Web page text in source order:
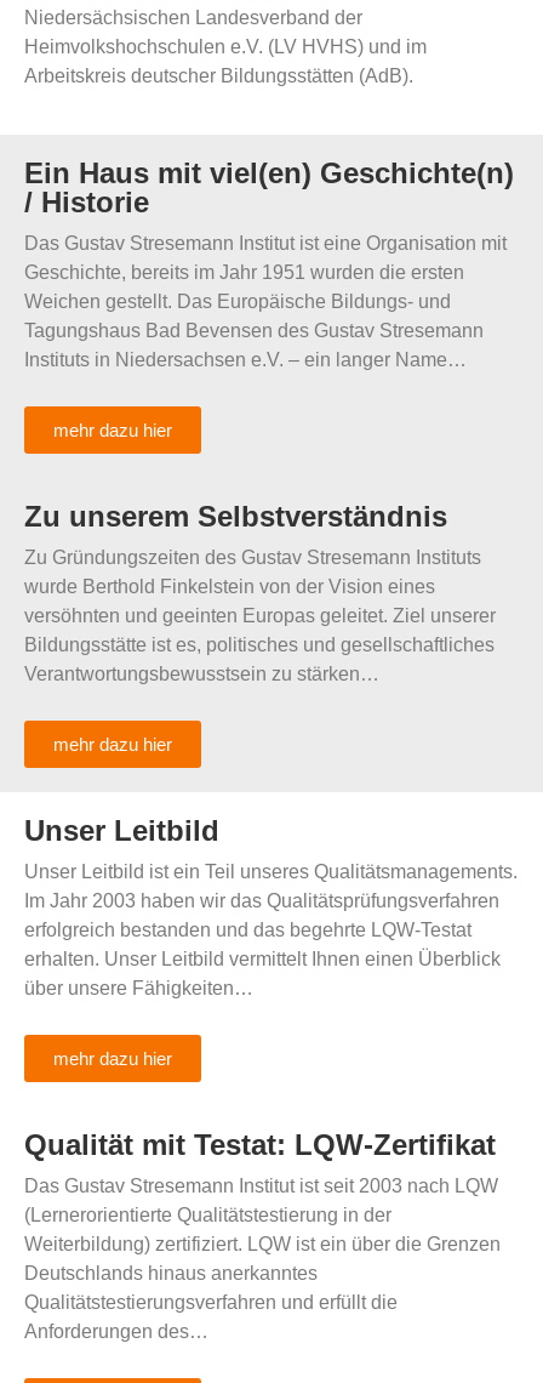
Niedersächsischen Landesverband der
Heimvolkshochschulen e.V. (LV HVHS) und im
Arbeitskreis deutscher Bildungsstätten (AdB).
Ein Haus mit viel(en) Geschichte(n)
/ Historie
Das Gustav Stresemann Institut ist eine Organisation mit
Geschichte, bereits im Jahr 1951 wurden die ersten
Weichen gestellt. Das Europäische Bildungs- und
Tagungshaus Bad Bevensen des Gustav Stresemann
Instituts in Niedersachsen e.V. – ein langer Name…
mehr dazu hier
Zu unserem Selbstverständnis
Zu Gründungszeiten des Gustav Stresemann Instituts
wurde Berthold Finkelstein von der Vision eines
versöhnten und geeinten Europas geleitet. Ziel unserer
Bildungsstätte ist es, politisches und gesellschaftliches
Verantwortungsbewusstsein zu stärken…
mehr dazu hier
Unser Leitbild
Unser Leitbild ist ein Teil unseres Qualitätsmanagements.
Im Jahr 2003 haben wir das Qualitätsprüfungsverfahren
erfolgreich bestanden und das begehrte LQW-Testat
erhalten. Unser Leitbild vermittelt Ihnen einen Überblick
über unsere Fähigkeiten…
mehr dazu hier
Qualität mit Testat: LQW-Zertifikat
Das Gustav Stresemann Institut ist seit 2003 nach LQW
(Lernerorientierte Qualitätstestierung in der
Weiterbildung) zertifiziert. LQW ist ein über die Grenzen
Deutschlands hinaus anerkanntes
Qualitätstestierungsverfahren und erfüllt die
Anforderungen des…